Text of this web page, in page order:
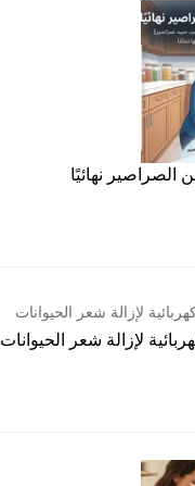
الصراصير نهائيًا
لإزالة شعر الحيوانات